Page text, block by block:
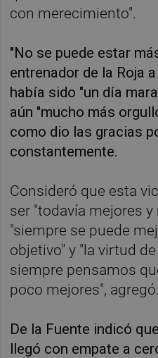
con merecimiento".
"No se puede estar
entrenador de la Roja
había sido "un día
aún "mucho más
como dio las gracias
constantemente.
Consideró que esta
ser "todavía mejores
"siempre se puede
objetivo" y "la virtud
siempre pensamos
poco mejores", agregó.
De la Fuente indicó
llegó con empate a